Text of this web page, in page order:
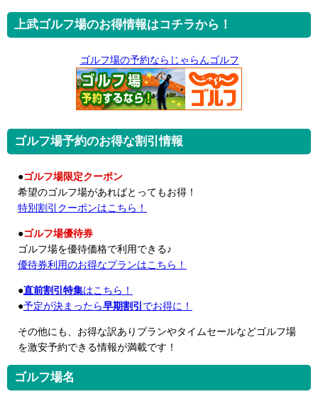
上武ゴルフ場のお得情報はコチラから！
ゴルフ場の予約ならじゃらんゴルフ
ゴルフ場予約のお得な割引情報
●ゴルフ場限定クーポン
希望のゴルフ場があればとってもお得！
特別割引クーポンはこちら！
●ゴルフ場優待券
ゴルフ場を優待価格で利用できる♪
優待券利用のお得なプランはこちら！
●直前割引特集はこちら！
●予定が決まったら早期割引 でお得に！
その他にも、お得な訳ありプランやタイムセールなどゴルフ場
を激安予約できる情報が満載です！
ゴルフ場名